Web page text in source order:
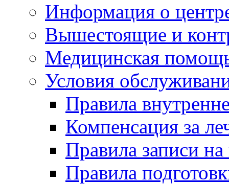
Информация о
Вышестоящие и
Медицинская
Условия
Правила
Компенсация за
Правила записи
Правила